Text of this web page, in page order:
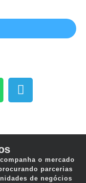
o mercado
parcerias
de negócios